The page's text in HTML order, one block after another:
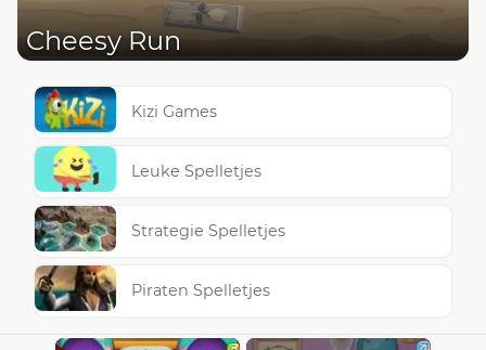
Cheesy Run
Kizi Games
Leuke Spelletjes
Strategie Spelletjes
Piraten Spelletjes